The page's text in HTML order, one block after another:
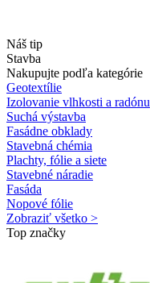
Náš tip
Stavba
Nakupujte podľa kategórie
Geotextílie
Izolovanie vlhkosti a radónu
Suchá výstavba
Fasádne obklady
Stavebná chémia
Plachty, fólie a siete
Stavebné náradie
Fasáda
Nopové fólie
Zobraziť všetko >
Top značky